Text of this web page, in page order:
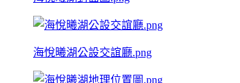
海悅曦湖公設交誼廳.png